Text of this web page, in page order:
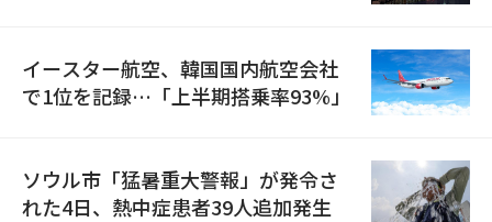
イースター航空、韓国国内航空会社
で1位を記録…「上半期搭乗率93%」
ソウル市「猛暑重大警報」が発令さ
れた4日、熱中症患者39人追加発生